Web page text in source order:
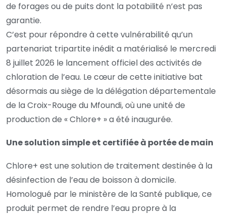
de forages ou de puits dont la potabilité n’est pas
garantie.
C’est pour répondre à cette vulnérabilité qu’un
partenariat tripartite inédit a matérialisé le mercredi
8 juillet 2026 le lancement officiel des activités de
chloration de l’eau. Le cœur de cette initiative bat
désormais au siège de la délégation départementale
de la Croix-Rouge du Mfoundi, où une unité de
production de « Chlore+ » a été inaugurée.
Une solution simple et certifiée à portée de main
Chlore+ est une solution de traitement destinée à la
désinfection de l’eau de boisson à domicile.
Homologué par le ministère de la Santé publique, ce
produit permet de rendre l’eau propre à la